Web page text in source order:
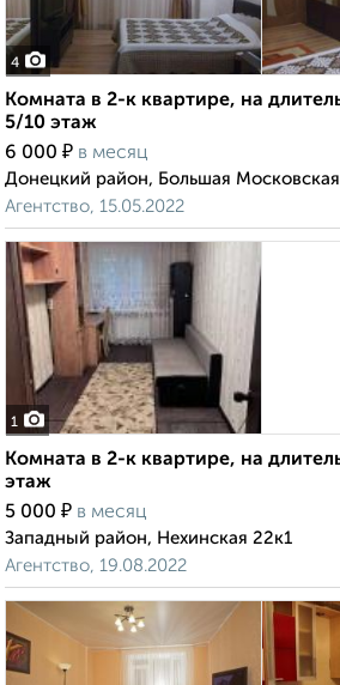
4
Комната в 2-к квартире, на
5/10 этаж
6 000 ₽ в месяц
Донецкий район, Большая
Агентство, 15.05.2022
1
Комната в 2-к квартире, на
этаж
5 000 ₽ в месяц
Западный район, Нехинская 22к1
Агентство, 19.08.2022